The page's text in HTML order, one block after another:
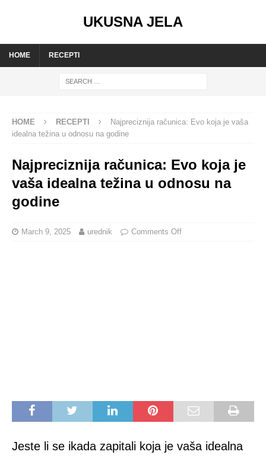
UKUSNA JELA
HOME RECEPTI
HOME RECEPTI
Najpreciznija računica: Evo koja je vaša
idealna težina u odnosu na godine
Najpreciznija računica: Evo koja je
vaša idealna težina u odnosu na
godine
March 9, 2025 urednik Comments Off
Jeste li se ikada zapitali koja je vaša idealna